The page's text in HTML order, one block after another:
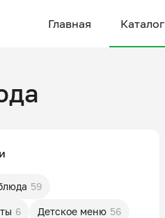
Главная Каталог
59
6 Детское меню 56